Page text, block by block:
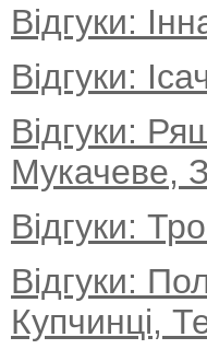
Відгуки:
Відгуки:
Відгуки:
Мукачеве,
Відгуки:
Відгуки:
Купчинці,